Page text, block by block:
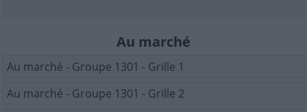
Au marché
Au marché - Groupe 1301 - Grille 1
Au marché - Groupe 1301 - Grille 2